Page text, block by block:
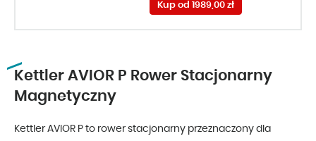
Kup od 1989,00 zł
Kettler AVIOR P Rower Stacjonarny
Magnetyczny
Kettler AVIOR P to rower stacjonarny przeznaczony dla